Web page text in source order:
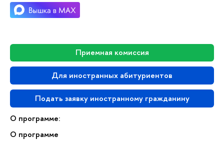
Приемная комиссия
Для иностранных абитуриентов
Подать заявку иностранному гражданину
О программе:
О программе